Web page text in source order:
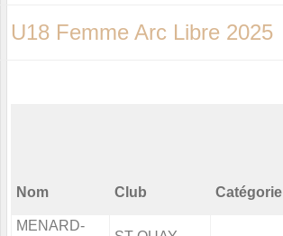
U18 Femme Arc Libre 2025
Nom Club Catégorie
MENARD-